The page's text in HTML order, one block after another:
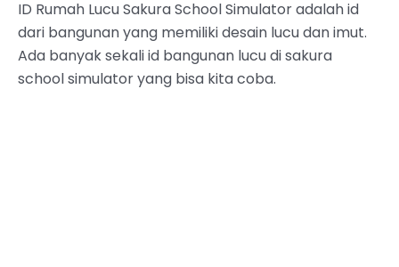
ID Rumah Lucu Sakura School Simulator adalah id
dari bangunan yang memiliki desain lucu dan imut.
Ada banyak sekali id bangunan lucu di sakura
school simulator yang bisa kita coba.